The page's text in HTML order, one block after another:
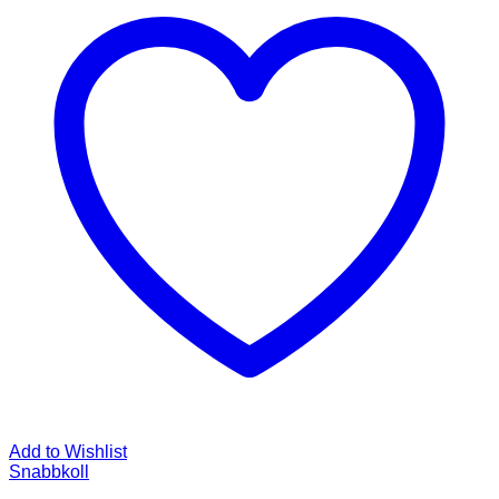
Add to Wishlist
Snabbkoll